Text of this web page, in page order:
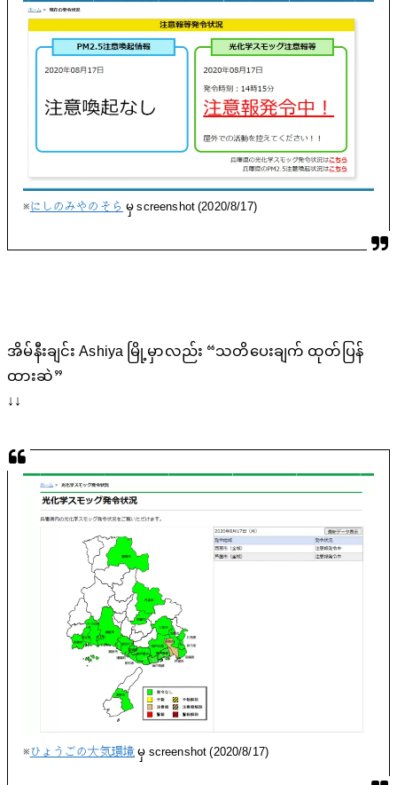
※にしのみやのそらမှ screenshot (2020/8/17)
အိမ်နီးချင်း Ashiya မြို့မှာလည်း “သတိပေးချက် ထုတ်ပြန်
ထားဆဲ”
↓↓
※ひょうごの大気環境မှ screenshot (2020/8/17)